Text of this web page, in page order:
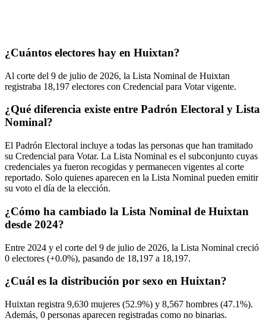
¿Cuántos electores hay en Huixtan?
Al corte del 9 de julio de 2026, la Lista Nominal de Huixtan
registraba 18,197 electores con Credencial para Votar vigente.
¿Qué diferencia existe entre Padrón Electoral y Lista
Nominal?
El Padrón Electoral incluye a todas las personas que han tramitado
su Credencial para Votar. La Lista Nominal es el subconjunto cuyas
credenciales ya fueron recogidas y permanecen vigentes al corte
reportado. Solo quienes aparecen en la Lista Nominal pueden emitir
su voto el día de la elección.
¿Cómo ha cambiado la Lista Nominal de Huixtan
desde 2024?
Entre 2024 y el corte del 9 de julio de 2026, la Lista Nominal creció
0 electores (+0.0%), pasando de 18,197 a 18,197.
¿Cuál es la distribución por sexo en Huixtan?
Huixtan registra 9,630 mujeres (52.9%) y 8,567 hombres (47.1%).
Además, 0 personas aparecen registradas como no binarias.